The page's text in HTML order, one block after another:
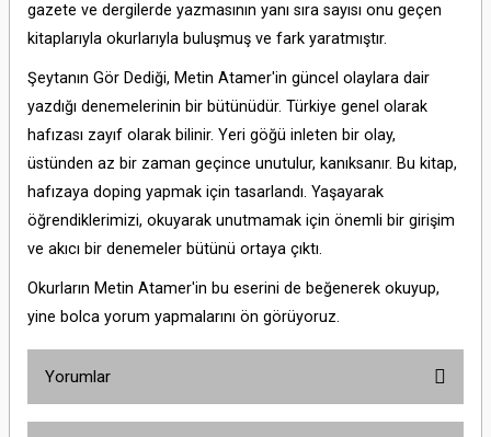
gazete ve dergilerde yazmasının yanı sıra sayısı onu geçen
kitaplarıyla okurlarıyla buluşmuş ve fark yaratmıştır.
Şeytanın Gör Dediği, Metin Atamer'in güncel olaylara dair
yazdığı denemelerinin bir bütünüdür. Türkiye genel olarak
hafızası zayıf olarak bilinir. Yeri göğü inleten bir olay,
üstünden az bir zaman geçince unutulur, kanıksanır. Bu kitap,
hafızaya doping yapmak için tasarlandı. Yaşayarak
öğrendiklerimizi, okuyarak unutmamak için önemli bir girişim
ve akıcı bir denemeler bütünü ortaya çıktı.
Okurların Metin Atamer'in bu eserini de beğenerek okuyup,
yine bolca yorum yapmalarını ön görüyoruz.
Yorumlar